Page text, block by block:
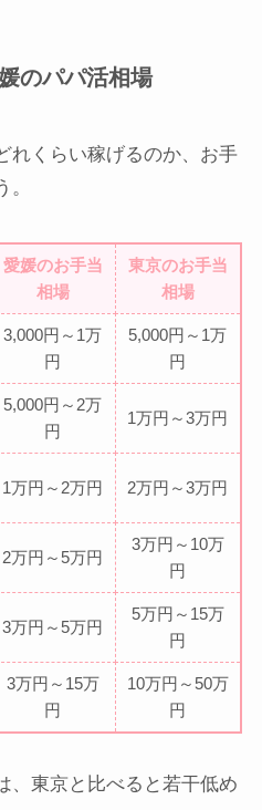
のパパ活相場
れくらい稼げるのか、お手
愛媛のお手当
相場
東京のお手当
相場
3,000円～1万
円
5,000円～1万
円
5,000円～2万
円
1万円～3万円
1万円～2万円 2万円～3万円
2万円～5万円
3万円～10万
円
3万円～5万円
5万円～15万
円
3万円～15万
円
10万円～50万
円
、東京と比べると若干低め